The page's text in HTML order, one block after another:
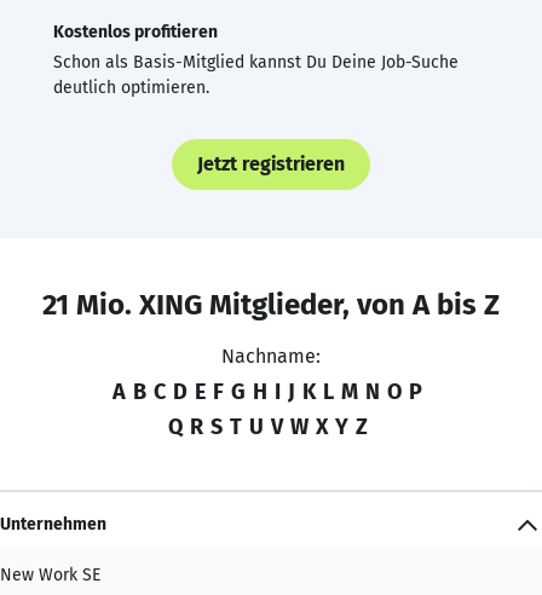
Kostenlos profitieren
Schon als Basis-Mitglied kannst Du Deine Job-Suche
deutlich optimieren.
Jetzt registrieren
21 Mio. XING Mitglieder, von A bis Z
Nachname:
A B C D E F G H I J K L M N O P
Q R S T U V W X Y Z
Unternehmen
New Work SE